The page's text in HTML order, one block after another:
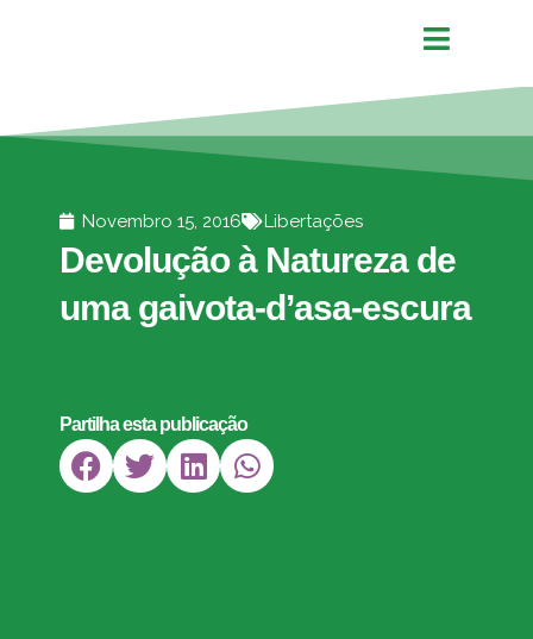
Novembro 15, 2016 Libertações
Devolução à Natureza de
uma gaivota-d’asa-escura
Partilha esta publicação